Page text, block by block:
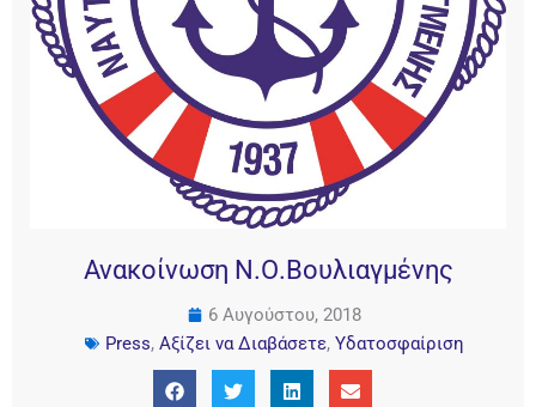
Ανακοίνωση Ν.Ο.Βουλιαγμένης
6 Αυγούστου, 2018
Press, Αξίζει να Διαβάσετε, Υδατοσφαίριση